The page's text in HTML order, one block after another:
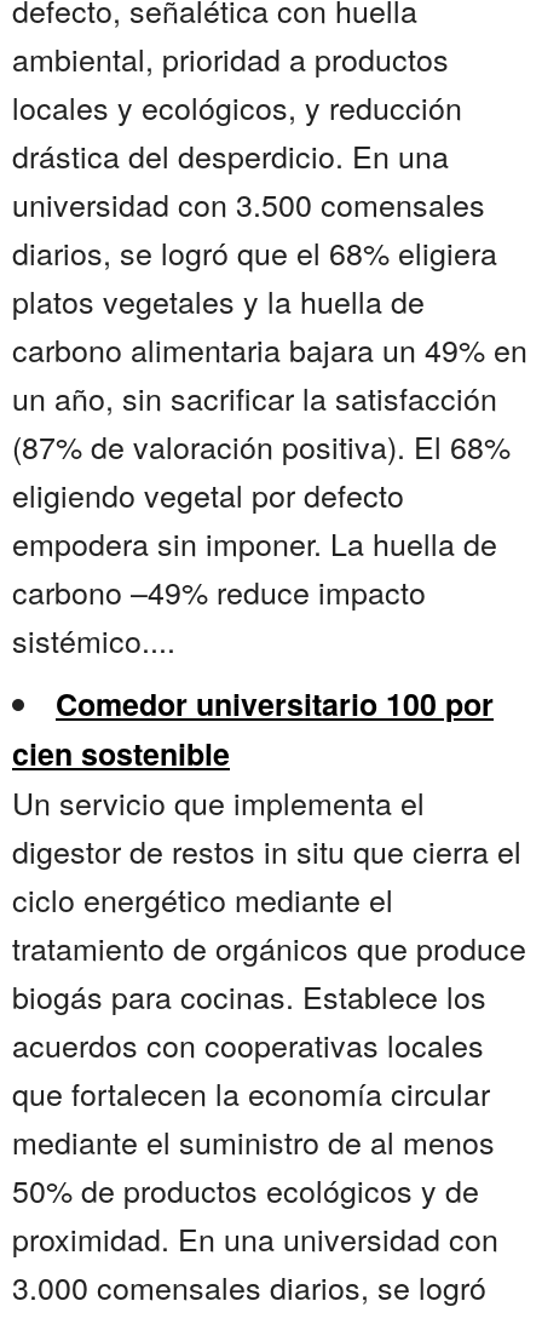
defecto, señalética con huella
ambiental, prioridad a productos
locales y ecológicos, y reducción
drástica del desperdicio. En una
universidad con 3.500 comensales
diarios, se logró que el 68% eligiera
platos vegetales y la huella de
carbono alimentaria bajara un 49% en
un año, sin sacrificar la satisfacción
(87% de valoración positiva). El 68%
eligiendo vegetal por defecto
empodera sin imponer. La huella de
carbono –49% reduce impacto
sistémico....
Comedor universitario 100 por
cien sostenible
Un servicio que implementa el
digestor de restos in situ que cierra el
ciclo energético mediante el
tratamiento de orgánicos que produce
biogás para cocinas. Establece los
acuerdos con cooperativas locales
que fortalecen la economía circular
mediante el suministro de al menos
50% de productos ecológicos y de
proximidad. En una universidad con
3.000 comensales diarios, se logró